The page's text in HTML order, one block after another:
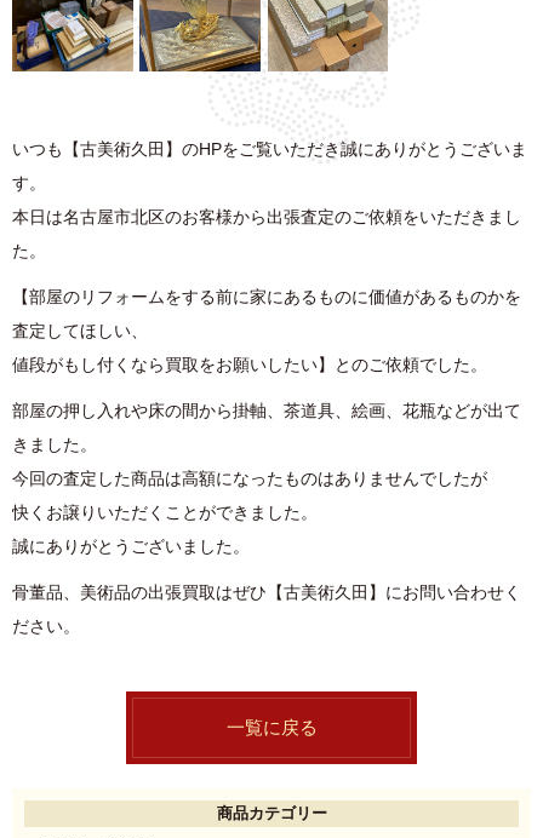
いつも【古美術久田】のHPをご覧いただき誠にありがとうございま
す。
本日は名古屋市北区のお客様から出張査定のご依頼をいただきまし
た。
【部屋のリフォームをする前に家にあるものに価値があるものかを
査定してほしい、
値段がもし付くなら買取をお願いしたい】とのご依頼でした。
部屋の押し入れや床の間から掛軸、茶道具、絵画、花瓶などが出て
きました。
今回の査定した商品は高額になったものはありませんでしたが
快くお譲りいただくことができました。
誠にありがとうございました。
骨董品、美術品の出張買取はぜひ【古美術久田】にお問い合わせく
ださい。
一覧に戻る
商品カテゴリー